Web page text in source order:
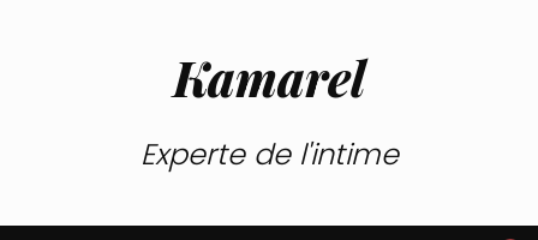
Kamarel
Experte de l'intime